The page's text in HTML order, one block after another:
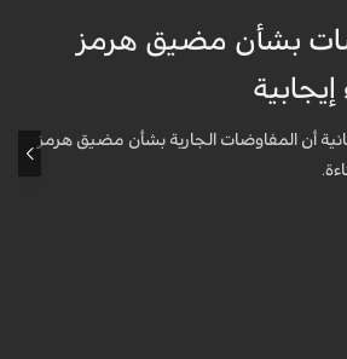
بشأن مضيق هرمز
أن المفاوضات الجارية بشأن مضيق هرمز